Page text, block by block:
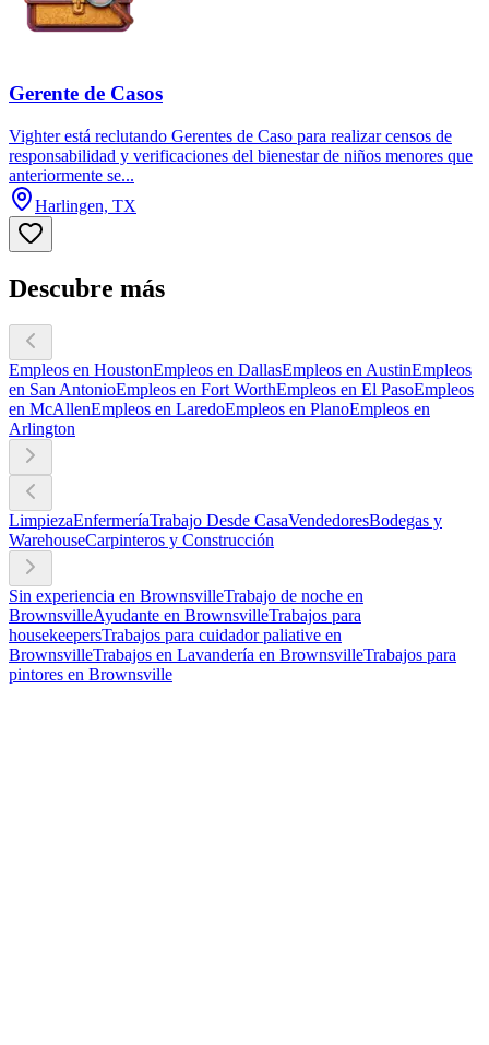
Gerente de Casos
Vighter está reclutando Gerentes de Caso para realizar censos de
responsabilidad y verificaciones del bienestar de niños menores que
anteriormente se...
Harlingen, TX
Descubre más
Empleos en HoustonEmpleos en DallasEmpleos en AustinEmpleos
en San AntonioEmpleos en Fort WorthEmpleos en El PasoEmpleos
en McAllenEmpleos en LaredoEmpleos en PlanoEmpleos en
Arlington
LimpiezaEnfermeríaTrabajo Desde CasaVendedoresBodegas y
WarehouseCarpinteros y Construcción
Sin experiencia en BrownsvilleTrabajo de noche en
BrownsvilleAyudante en BrownsvilleTrabajos para
housekeepersTrabajos para cuidador paliative en
BrownsvilleTrabajos en Lavandería en BrownsvilleTrabajos para
pintores en Brownsville